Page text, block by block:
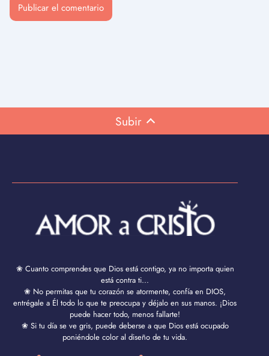
Subir
❀ Cuanto comprendes que Dios está contigo, ya no importa quien
está contra ti...
❀ No permitas que tu corazón se atormente, confía en DIOS,
entrégale a Él todo lo que te preocupa y déjalo en sus manos. ¡Dios
puede hacer todo, menos fallarte!
❀ Si tu día se ve gris, puede deberse a que Dios está ocupado
poniéndole color al diseño de tu vida.